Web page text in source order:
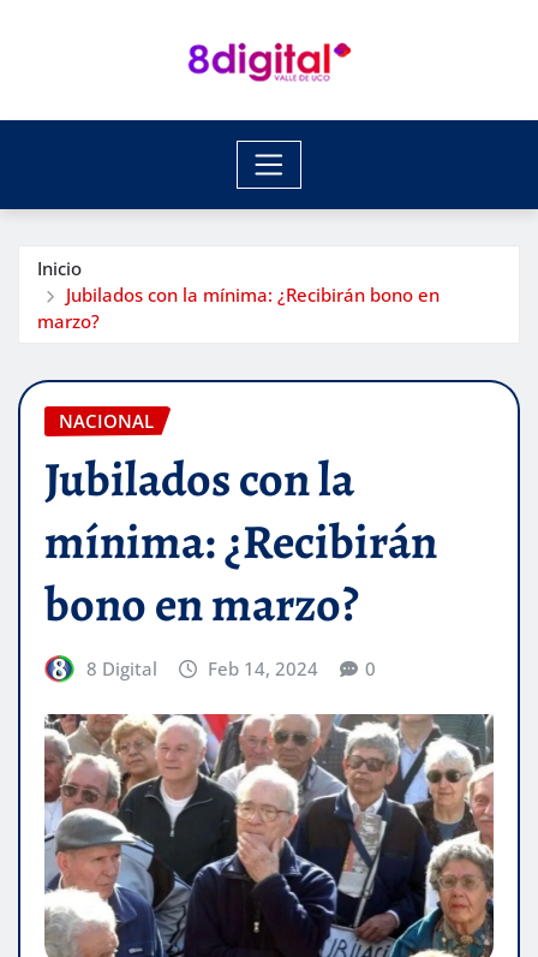
Inicio
Jubilados con la mínima: ¿Recibirán bono en
marzo?
NACIONAL
Jubilados con la
mínima: ¿Recibirán
bono en marzo?
8 Digital Feb 14, 2024 0